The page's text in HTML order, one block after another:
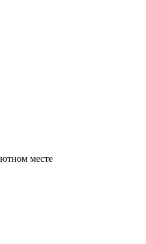
месте